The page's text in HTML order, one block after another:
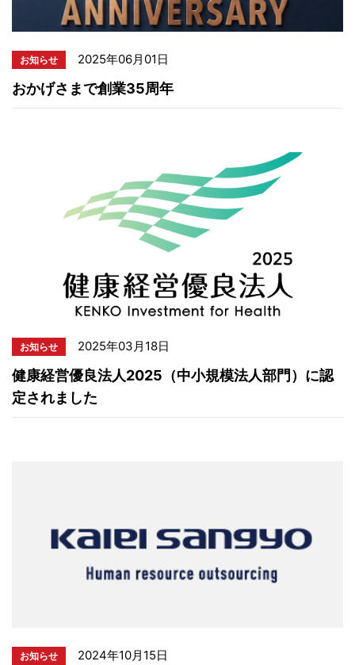
お知らせ 2025年06月01日
おかげさまで創業35周年
お知らせ 2025年03月18日
健康経営優良法人2025（中小規模法人部門）に認
定されました
お知らせ 2024年10月15日